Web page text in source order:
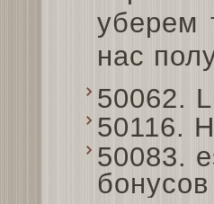
уберем
нас
50062.
50116.
50083.
бонусов